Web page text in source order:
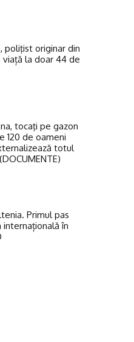
poliţist originar din
viață la doar 44 de
tocaţi pe gazon
120 de oameni
totul
Primul pas
în